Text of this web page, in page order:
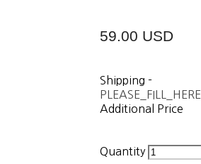
59.00 USD
Shipping -
PLEASE_FILL_HERE
Additional Price
Quantity